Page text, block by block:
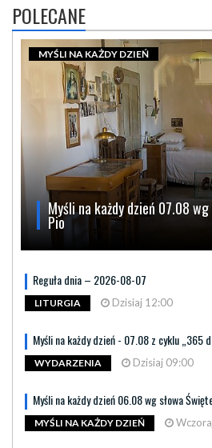
POLECANE
Myśli na każdy dzień 07.08
Pio
MYŚLI NA KAŻDY DZIEŃ
Reguła dnia – 2026-08-07
LITURGIA Dzisiaj 12:00
Myśli na każdy dzień - 07.08 z cyklu „365
WYDARZENIA Dzisiaj 09:00
Myśli na każdy dzień 06.08 wg słowa
MYŚLI NA KAŻDY DZIEŃ